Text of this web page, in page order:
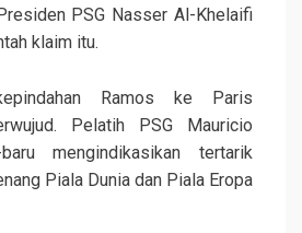
PSG Nasser Al-Khelaifi
klaim itu.
Ramos ke Paris
Pelatih PSG Mauricio
mengindikasikan tertarik
Piala Dunia dan Piala Eropa